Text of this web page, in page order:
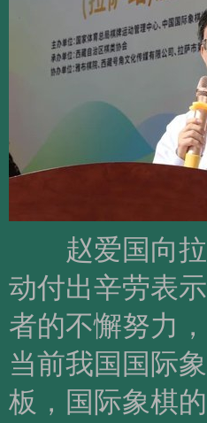
赵爱国向拉
动付出辛劳表
者的不懈努力
当前我国国际
板，国际象棋